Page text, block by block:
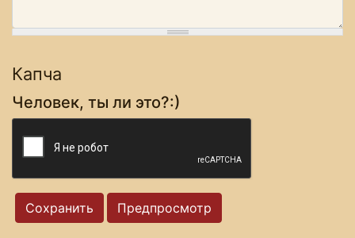
Капча
Человек, ты ли это?:)